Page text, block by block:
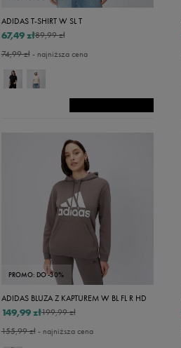
Xxxxl
ADIDAS T-SHIRT W SL T
89,99 zł
67,49 zł
74,99 zł- najniższa cena
PROMO: DO -30%
ADIDAS BLUZA Z KAPTUREM W BL FL R HD
199,99 zł
149,99 zł
155,99 zł- najniższa cena